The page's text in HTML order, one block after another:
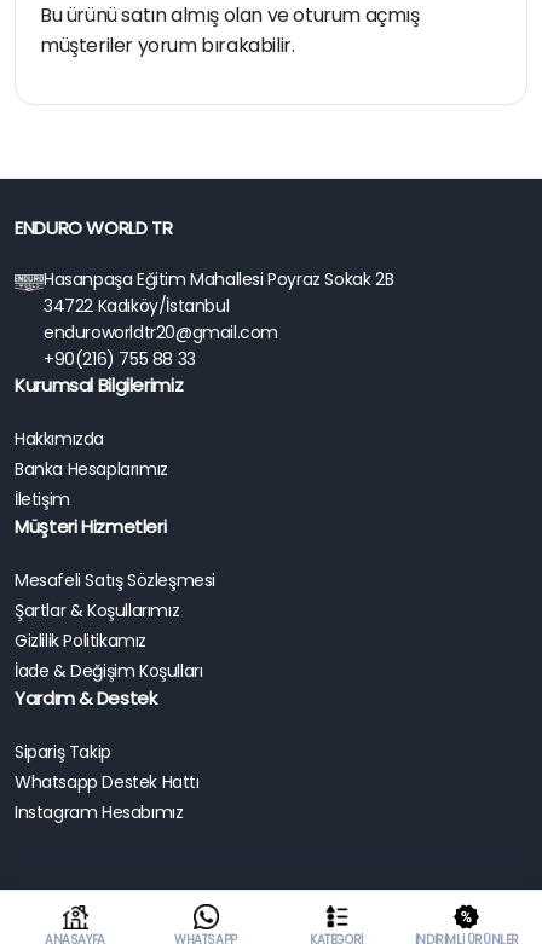
Bu ürünü satın almış olan ve oturum açmış
müşteriler yorum bırakabilir.
ENDURO WORLD TR
Hasanpaşa Eğitim Mahallesi Poyraz Sokak 2B
34722 Kadıköy/İstanbul
enduroworldtr20@gmail.com
+90(216) 755 88 33
Kurumsal Bilgilerimiz
Hakkımızda
Banka Hesaplarımız
İletişim
Müşteri Hizmetleri
Mesafeli Satış Sözleşmesi
Şartlar & Koşullarımız
Gizlilik Politikamız
İade & Değişim Koşulları
Yardım & Destek
Sipariş Takip
Whatsapp Destek Hattı
Instagram Hesabımız
Copyright 2025 | Enduro World TR . Tüm Hakları Saklıdır.
ANASAYFA WHATSAPP KATEGORI İNDIRIMLI ÜRÜNLER